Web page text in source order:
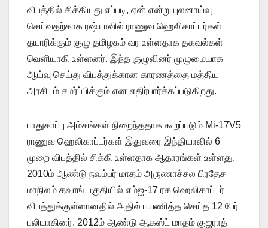
விபத்தில் சிக்கியது எப்படி, ஏன் என்று புலனாய்வு
செய்வதற்காக ரஷ்யாவில் ராணுவ ஹெலிகாப்டர்கள்
தயாரிக்கும் குழு தமிழகம் வர உள்ளதாக தகவல்கள்
வெளியாகி உள்ளனர். இந்த குழுவினர் முழுமையாக
ஆய்வு செய்து விபத்துக்கான காரணத்தை மத்திய
அரசிடம் சமர்ப்பிக்கும் என எதிர்பார்க்கப்படுகிறது.
பாதுகாப்பு அம்சங்கள் நிறைந்ததாக கூறப்படும் Mi-17V5
ராணுவ ஹெலிகாப்டர்கள் இதுவரை இந்தியாவில் 6
முறை விபத்தில் சிக்கி உள்ளதாக ஆதாரங்கள் உள்ளது.
2010ம் ஆண்டு நவம்பர் மாதம் அருணாச்சல பிரதேச
மாநிலம் தவாங் பகுதியில் எம்ஐ-17 ரக ஹெலிகாப்டர்
விபத்துக்குள்ளானதில் அதில் பயணித்த செய்த 12 பேர்
பலியாகினர். 2012ம் ஆண்டு ஆகஸ்ட் மாதம் குஜராத்